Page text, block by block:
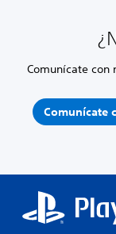
Comunícate con
Comunícate